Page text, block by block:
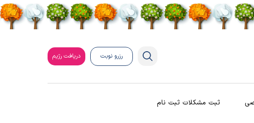
رزرو نوبت دریافت رژیم
ثبت مشکلات ثبت نام